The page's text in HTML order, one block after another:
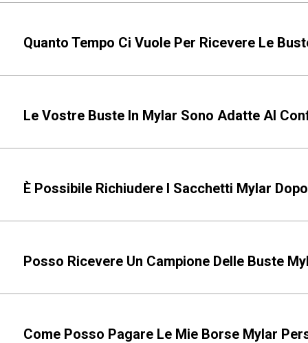
Quanto Tempo Ci Vuole Per Ricevere Le
Le Vostre Buste In Mylar Sono Adatte Al
È Possibile Richiudere I Sacchetti Mylar
Posso Ricevere Un Campione Delle Buste
Come Posso Pagare Le Mie Borse Mylar